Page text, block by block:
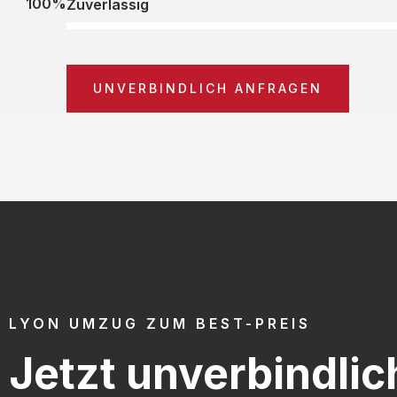
Zuverlässig
UNVERBINDLICH ANFRAGEN
LYON UMZUG ZUM BEST-PREIS
Jetzt